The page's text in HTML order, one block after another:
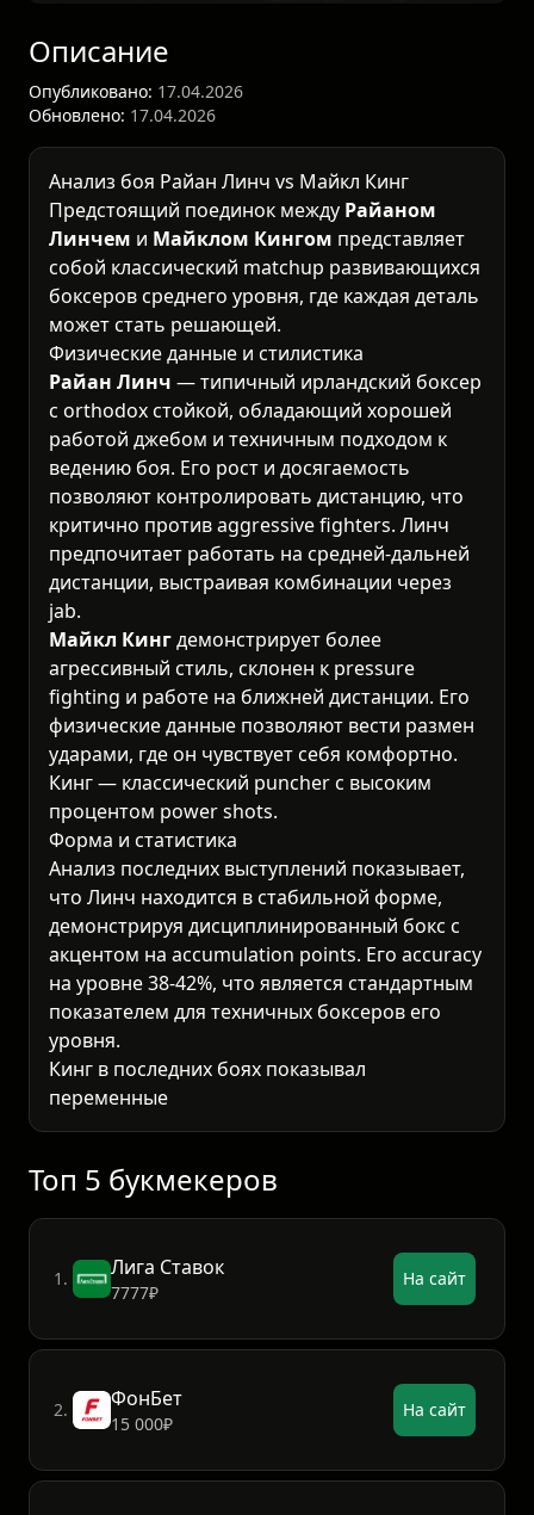
Описание
Опубликовано: 17.04.2026
Обновлено: 17.04.2026
Анализ боя Райан Линч vs Майкл Кинг
Предстоящий поединок между Райаном
Линчем и Майклом Кингом представляет
собой классический matchup развивающихся
боксеров среднего уровня, где каждая деталь
может стать решающей.
Физические данные и стилистика
Райан Линч — типичный ирландский боксер
с orthodox стойкой, обладающий хорошей
работой джебом и техничным подходом к
ведению боя. Его рост и досягаемость
позволяют контролировать дистанцию, что
критично против aggressive fighters. Линч
предпочитает работать на средней-дальней
дистанции, выстраивая комбинации через
jab.
Майкл Кингдемонстрирует более
агрессивный стиль, склонен к pressure
fighting и работе на ближней дистанции. Его
физические данные позволяют вести размен
ударами, где он чувствует себя комфортно.
Кинг — классический puncher с высоким
процентом power shots.
Форма и статистика
Анализ последних выступлений показывает,
что Линч находится в стабильной форме,
демонстрируя дисциплинированный бокс с
акцентом на accumulation points. Его accuracy
на уровне 38-42%, что является стандартным
показателем для техничных боксеров его
уровня.
Кинг в последних боях показывал
переменные результаты, но его knockout
power остается главным оружием. Процент
Топ 5 букмекеров
1.
7777₽
На сайт
2.
15 000₽
На сайт